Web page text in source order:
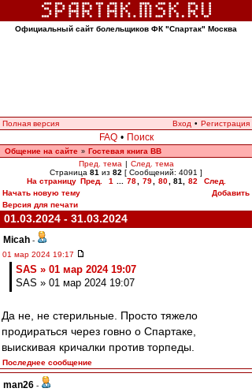
Официальный сайт болельщиков ФК "Спартак" Москва
Полная версия Вход • Регистрация
FAQ • Поиск
Общение на сайте » Гостевая книга ВВ
Пред. тема | След. тема
Страница 81 из 82 [ Сообщений: 4091 ]
На страницу Пред. 1 78 79 80 81 82
След.
Начать новую тему
Добавить
Версия для печати
01.03.2024 - 31.03.2024
Micah -
01 мар 2024 19:17
SAS » 01 мар 2024 19:07
SAS » 01 мар 2024 19:07
Да не, не стерильные. Просто тяжело
продираться через говно о Спартаке,
выискивая кричалки против торпеды.
Последнее сообщение
man26 -